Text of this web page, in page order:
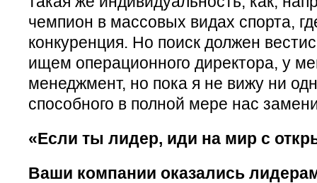
чемпион в массовых видах спорта,
конкуренция. Но поиск должен
ищем операционного директора, у
менеджмент, но пока я не вижу ни
способного в полной мере нас
«Если ты лидер, иди на мир с
Ваши компании оказались